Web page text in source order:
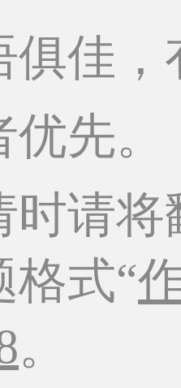
俱佳
先。
时请
格式“
。